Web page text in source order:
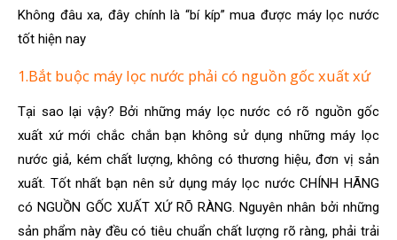
Không đâu xa, đây chính là “bí kíp” mua được máy lọc nước
tốt hiện nay
1.Bắt buộc máy lọc nước phải có nguồn gốc xuất xứ
Tại sao lại vậy? Bởi những máy lọc nước có rõ nguồn gốc
xuất xứ mới chắc chắn bạn không sử dụng những máy lọc
nước giả, kém chất lượng, không có thương hiệu, đơn vị sản
xuất. Tốt nhất bạn nên sử dụng máy lọc nước CHÍNH HÃNG
có NGUỒN GỐC XUẤT XỨ RÕ RÀNG. Nguyên nhân bởi những
sản phẩm này đều có tiêu chuẩn chất lượng rõ ràng, phải trải